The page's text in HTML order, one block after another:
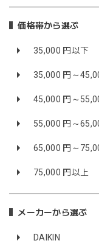
価格帯から選ぶ
35,000 円以下
35,000 円～
45,000 円～
55,000 円～
65,000 円～
75,000 円以上
メーカーから選ぶ
DAIKIN